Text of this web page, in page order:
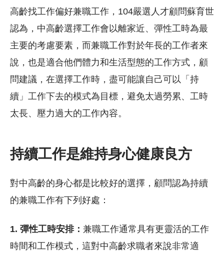
高齡找工作偏好兼職工作，104嚴選人才顧問蘇育世
認為，中高齡選擇工作會以離家近、彈性工時為最
主要的考慮要素，而兼職工作對於年長的工作者來
說，也是適合他們體力和生活型態的工作方式，顧
問建議，在選擇工作時，盡可能讓自己可以「持
續」工作下去的模式為目標，避免太過勞累、工時
太長、壓力過大的工作內容。
持續工作是維持身心健康良方
對中高齡的身心都是比較好的選擇，顧問認為持續
的兼職工作有下列好處：
1. 彈性工時安排： 兼職工作通常具有更靈活的工作
時間和工作模式，這對中高齡求職者來說非常適